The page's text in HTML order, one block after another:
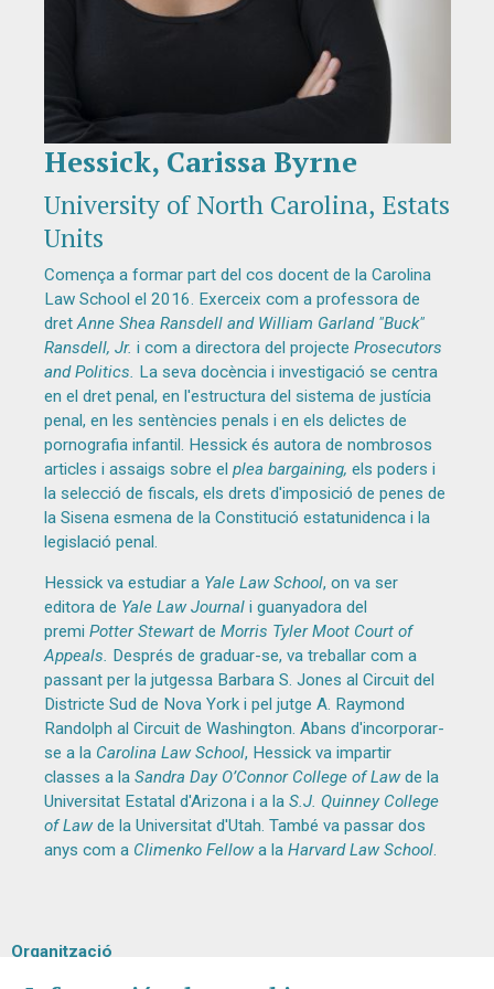
Diapositiva 1 de 1
Hessick, Carissa Byrne
University of North Carolina, Estats
Units
Comença a formar part del cos docent de la Carolina
Law School el 2016. Exerceix com a professora de
dretAnne Shea Ransdell and William Garland "Buck"
Ransdell, Jr. i com a directora del projecte Prosecutors
and Politics. La seva docència i investigació se centra
en el dret penal, en l'estructura del sistema de justícia
penal, en les sentències penals i en els delictes de
pornografia infantil. Hessick és autora de nombrosos
articles i assaigs sobre el plea bargaining, els poders i
la selecció de fiscals, els drets d'imposició de penes de
la Sisena esmena de la Constitució estatunidenca i la
legislació penal.
Hessick va estudiar a Yale Law School, on va ser
editora de Yale Law Journali guanyadora del
premi Potter Stewart de Morris Tyler Moot Court of
Appeals. Després de graduar-se, va treballar com a
passant per la jutgessa Barbara S. Jones al Circuit del
Districte Sud de Nova York i pel jutge A. Raymond
Randolph al Circuit de Washington. Abans d'incorporar-
se a la Carolina Law School, Hessick va impartir
classes a la Sandra Day O’Connor College of Lawde la
Universitat Estatal d'Arizona i a la S.J. Quinney College
of Lawde la Universitat d'Utah. També va passar dos
anys com a Climenko Fellowa la Harvard Law School.
Organització